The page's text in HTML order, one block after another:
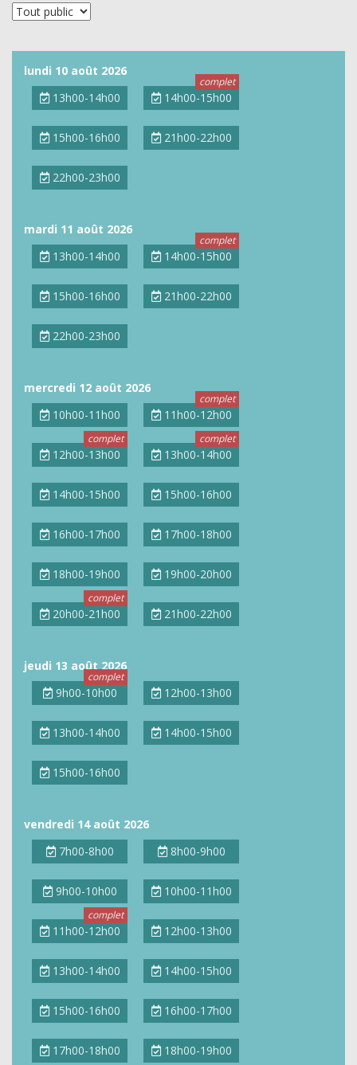
lundi 10 août 2026
13h00-14h00
14h00-15h00
15h00-16h00 21h00-22h00
22h00-23h00
mardi 11 août 2026
13h00-14h00
14h00-15h00
15h00-16h00 21h00-22h00
22h00-23h00
mercredi 12 août 2026
10h00-11h00
11h00-12h00
12h00-13h00 13h00-14h00
14h00-15h00 15h00-16h00
16h00-17h00 17h00-18h00
18h00-19h00 19h00-20h00
20h00-21h00 21h00-22h00
jeudi 13 août 2026
9h00-10h00
12h00-13h00
13h00-14h00 14h00-15h00
15h00-16h00
vendredi 14 août 2026
7h00-8h00
8h00-9h00
9h00-10h00 10h00-11h00
11h00-12h00 12h00-13h00
13h00-14h00 14h00-15h00
15h00-16h00 16h00-17h00
17h00-18h00 18h00-19h00